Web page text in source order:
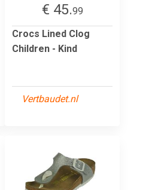
€ 45.99
Crocs Lined Clog
Children - Kind
Vertbaudet.nl